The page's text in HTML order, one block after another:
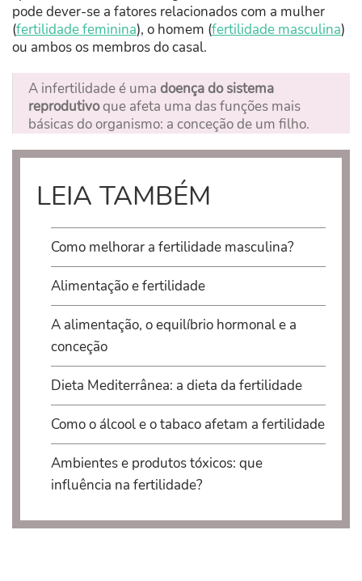
pode dever-se a fatores relacionados com a mulher
(fertilidade feminina), o homem (fertilidade masculina)
ou ambos os membros do casal.
A infertilidade é uma doença do sistema
reprodutivoque afeta uma das funções mais
básicas do organismo: a conceção de um filho.
LEIA TAMBÉM
Como melhorar a fertilidade masculina?
Alimentação e fertilidade
A alimentação, o equilíbrio hormonal e a
conceção
Dieta Mediterrânea: a dieta da fertilidade
Como o álcool e o tabaco afetam a fertilidade
Ambientes e produtos tóxicos: que
influência na fertilidade?